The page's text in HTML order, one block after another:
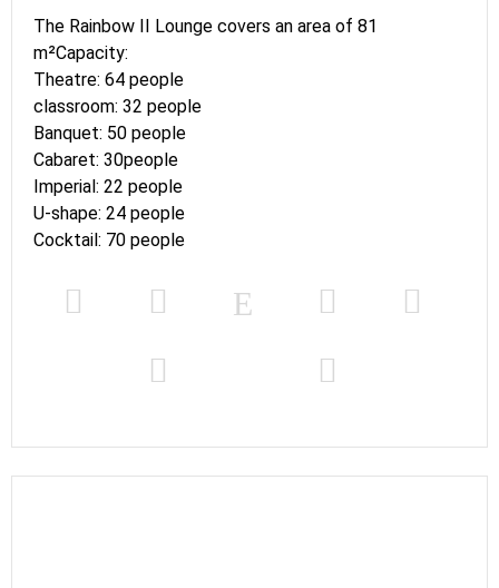
The Rainbow II Lounge covers an area of 81
m²Capacity:
Theatre: 64 people
classroom: 32 people
Banquet: 50 people
Cabaret: 30people
Imperial: 22 people
U-shape: 24 people
Cocktail: 70 people